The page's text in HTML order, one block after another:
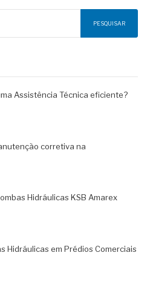
PESQUISAR
Assistência Técnica eficiente?
corretiva na
Hidráulicas KSB Amarex
Hidráulicas em Prédios Comerciais